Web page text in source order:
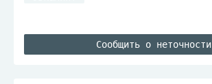
Сообщить о неточности